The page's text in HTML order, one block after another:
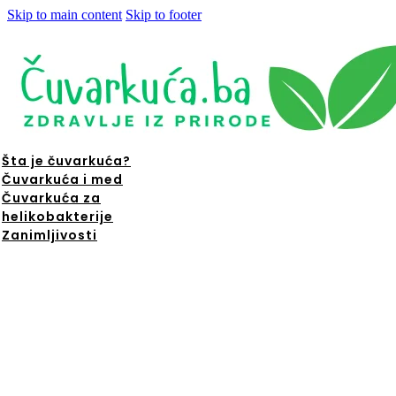
Skip to main content Skip to footer
Šta je čuvarkuća?
Čuvarkuća i med
Čuvarkuća za
helikobakterije
Zanimljivosti